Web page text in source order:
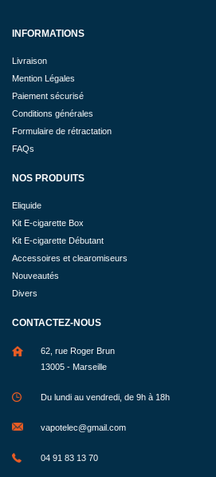
INFORMATIONS
Livraison
Mention Légales
Paiement sécurisé
Conditions générales
Formulaire de rétractation
FAQs
NOS PRODUITS
Eliquide
Kit E-cigarette Box
Kit E-cigarette Débutant
Accessoires et clearomiseurs
Nouveautés
Divers
CONTACTEZ-NOUS
62, rue Roger Brun
13005 - Marseille
Du lundi au vendredi, de 9h à 18h
vapotelec@gmail.com
04 91 83 13 70